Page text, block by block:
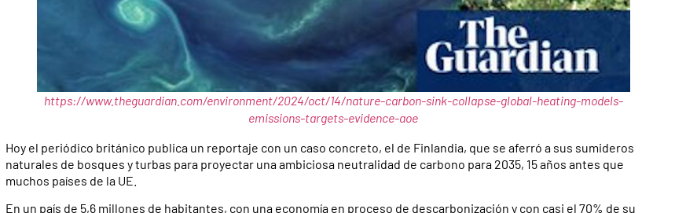
https://www.theguardian.com/environment/2024/oct/14/nature-carbon-sink-collapse-global-heating-models-
emissions-targets-evidence-aoe
Hoy el periódico británico publica un reportaje con un caso concreto, el de Finlandia, que se aferró a sus sumideros
naturales de bosques y turbas para proyectar una ambiciosa neutralidad de carbono para 2035, 15 años antes que
muchos países de la UE.
En un país de 5,6 millones de habitantes, con una economía en proceso de descarbonización y con casi el 70% de su